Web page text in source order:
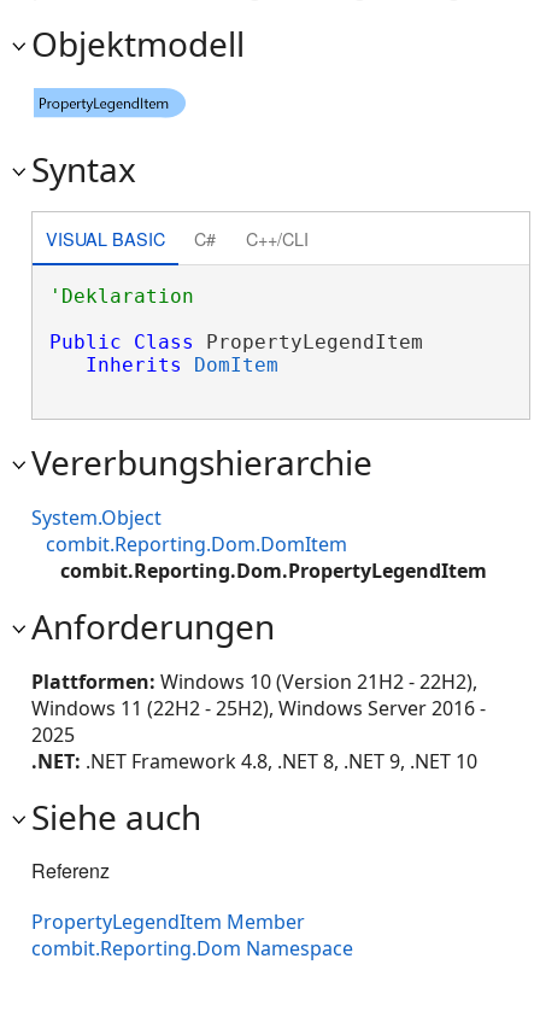
Objektmodell
Syntax
VISUAL BASIC C# C++/CLI
Public
Class PropertyLegendItem
Inherits
DomItem
Vererbungshierarchie
System.Object
combit.Reporting.Dom.DomItem
combit.Reporting.Dom.PropertyLegendItem
Anforderungen
Plattformen: Windows 10 (Version 21H2 - 22H2),
Windows 11 (22H2 - 25H2), Windows Server 2016 -
2025
.NET: .NET Framework 4.8, .NET 8, .NET 9, .NET 10
Siehe auch
Referenz
PropertyLegendItem Member
combit.Reporting.Dom Namespace